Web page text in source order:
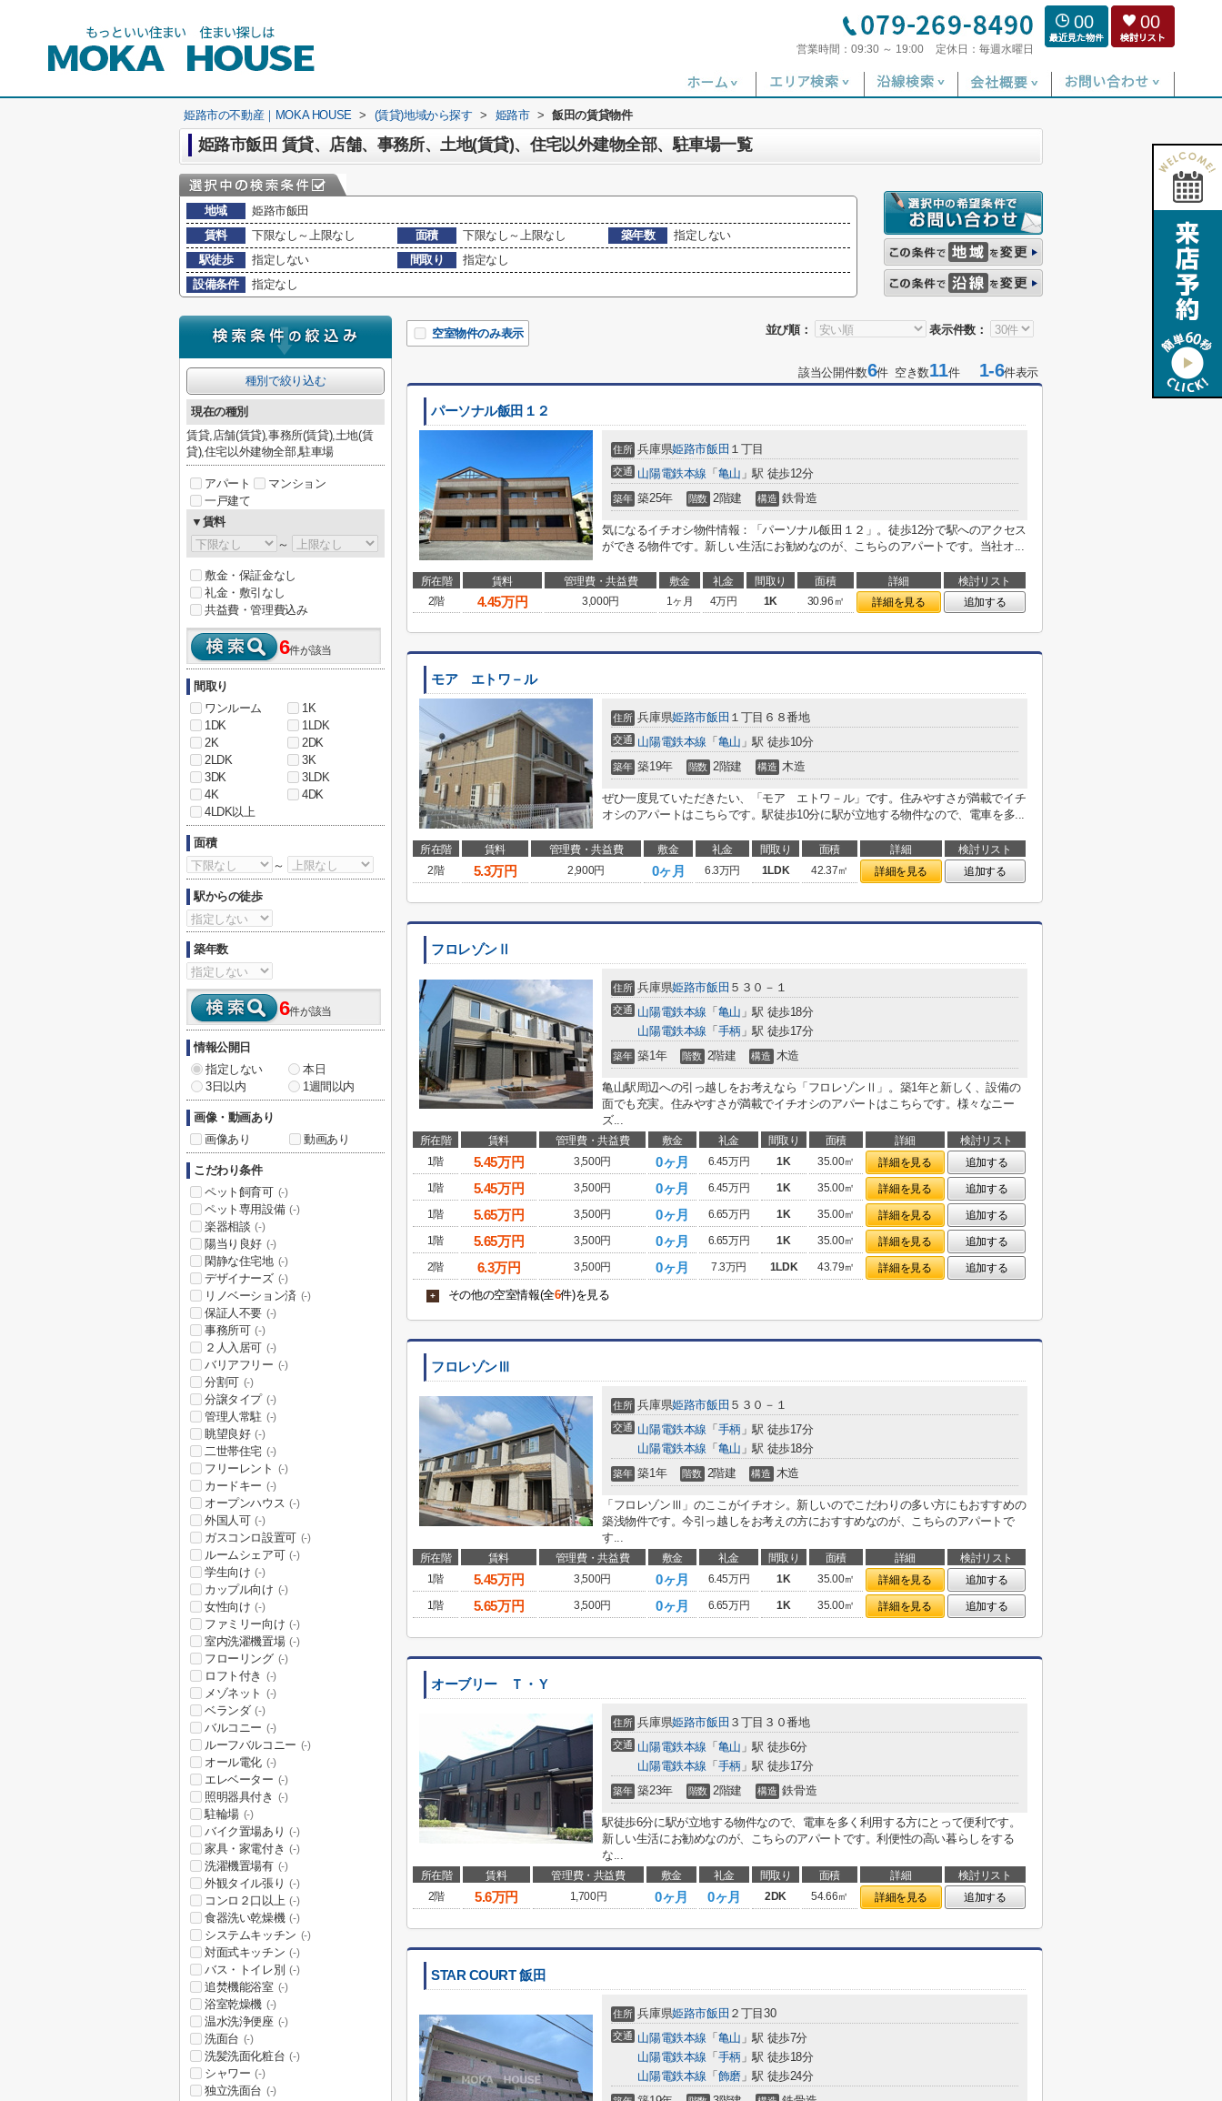
営業時間： 09:30 ～ 19:00 定休日： 毎週水曜日
00 00
姫路市の不動産｜MOKA HOUSE > (賃貸)地域から探す > 姫路市 > 飯田の賃貸物件
姫路市飯田 賃貸、店舗、事務所、土地(賃貸)、住宅以外建物全部、駐車場一覧
地域
姫路市飯田
賃料
下限なし～上限なし 面積 下限なし～上限なし 築年数
指定しない
駅徒歩
指定しない 間取り
指定なし
設備条件
指定なし
並び順： 表示件数：
空室物件のみ表示
該当公開件数6件 空き数11件1-6件表示
パーソナル飯田１２
住所 兵庫県姫路市飯田 １丁目
交通 山陽電鉄本線 「 亀山 」駅 徒歩12分
築年 築25年 階数 2階建 構造 鉄骨造
気になるイチオシ物件情報：「パーソナル飯田１２」。徒歩12分で駅へのアクセス
ができる物件です。新しい生活にお勧めなのが、こちらのアパートです。当社オ...
所在階 賃料 管理費・共益費 敷金 礼金 間取り 面積 詳細
検討リスト
2階
4.45万円 3,000円 1ヶ月 4万円 1K 30.96㎡ 詳細を見る 追加する
モア エトワ－ル
住所 兵庫県姫路市飯田 １丁目６８番地
交通 山陽電鉄本線 「 亀山 」駅 徒歩10分
築年 築19年 階数 2階建 構造 木造
ぜひ一度見ていただきたい、「モア エトワ－ル」です。住みやすさが満載でイチ
オシのアパートはこちらです。駅徒歩10分に駅が立地する物件なので、電車を多...
所在階 賃料 管理費・共益費 敷金 礼金 間取り 面積 詳細
検討リスト
2階
5.3万円 2,900円 0ヶ月 6.3万円 1LDK 42.37㎡ 詳細を見る 追加する
フロレゾンⅡ
住所 兵庫県姫路市飯田 ５３０－１
交通 山陽電鉄本線 「 亀山 」駅 徒歩18分
山陽電鉄本線 「 手柄 」駅 徒歩17分
築年 築1年 階数 2階建 構造 木造
亀山駅周辺への引っ越しをお考えなら「フロレゾンⅡ」。築1年と新しく、設備の
面でも充実。住みやすさが満載でイチオシのアパートはこちらです。様々なニー
ズ...
所在階 賃料 管理費・共益費 敷金 礼金 間取り 面積 詳細
検討リスト
1階
5.45万円 3,500円 0ヶ月 6.45万円 1K 35.00㎡ 詳細を見る
追加する
1階
5.45万円 3,500円 0ヶ月 6.45万円 1K 35.00㎡ 詳細を見る
追加する
1階
5.65万円 3,500円 0ヶ月 6.65万円 1K 35.00㎡ 詳細を見る
追加する
1階
5.65万円 3,500円 0ヶ月 6.65万円 1K 35.00㎡ 詳細を見る
追加する
2階
6.3万円 3,500円 0ヶ月 7.3万円 1LDK 43.79㎡ 詳細を見る 追加する
+ その他の空室情報(全6件)を見る
フロレゾンⅢ
住所 兵庫県姫路市飯田 ５３０－１
交通 山陽電鉄本線 「 手柄 」駅 徒歩17分
山陽電鉄本線 「 亀山 」駅 徒歩18分
築年 築1年 階数 2階建 構造 木造
「フロレゾンⅢ」のここがイチオシ。新しいのでこだわりの多い方にもおすすめの
築浅物件です。今引っ越しをお考えの方におすすめなのが、こちらのアパートで
す...
所在階 賃料 管理費・共益費 敷金 礼金 間取り 面積 詳細
検討リスト
1階
5.45万円 3,500円 0ヶ月 6.45万円 1K 35.00㎡ 詳細を見る
追加する
1階
5.65万円 3,500円 0ヶ月 6.65万円 1K 35.00㎡ 詳細を見る 追加する
オーブリー Ｔ・Ｙ
住所 兵庫県姫路市飯田 ３丁目３０番地
交通 山陽電鉄本線 「 亀山 」駅 徒歩6分
山陽電鉄本線 「 手柄 」駅 徒歩17分
築年 築23年 階数 2階建 構造 鉄骨造
駅徒歩6分に駅が立地する物件なので、電車を多く利用する方にとって便利です。
新しい生活にお勧めなのが、こちらのアパートです。利便性の高い暮らしをする
な...
所在階 賃料 管理費・共益費 敷金 礼金 間取り 面積 詳細
検討リスト
2階
5.6万円 1,700円 0ヶ月 0ヶ月 2DK 54.66㎡ 詳細を見る 追加する
STAR COURT 飯田
住所 兵庫県姫路市飯田 ２丁目30
交通 山陽電鉄本線 「 亀山 」駅 徒歩7分
山陽電鉄本線 「 手柄 」駅 徒歩18分
山陽電鉄本線 「 飾磨」駅 徒歩24分
種別で絞り込む
現在の種別
賃貸,店舗(賃貸),事務所(賃貸),土地(賃
貸),住宅以外建物全部,駐車場
アパート
マンション
一戸建て
▼賃料
～
敷金・保証金なし
礼金・敷引なし
共益費・管理費込み
6件が該当
間取り
ワンルーム
1K
1DK
1LDK
2K
2DK
2LDK
3K
3DK
3LDK
4K
4DK
4LDK以上
面積
～
駅からの徒歩
築年数
6件が該当
情報公開日
指定しない
本日
3日以内
1週間以内
画像・動画あり
画像あり
動画あり
こだわり条件
ペット飼育可 (-)
ペット専用設備 (-)
楽器相談 (-)
陽当り良好 (-)
閑静な住宅地 (-)
デザイナーズ (-)
リノベーション済 (-)
保証人不要 (-)
事務所可 (-)
２人入居可 (-)
バリアフリー (-)
分割可 (-)
分譲タイプ (-)
管理人常駐 (-)
眺望良好 (-)
二世帯住宅 (-)
フリーレント (-)
カードキー (-)
オープンハウス (-)
外国人可 (-)
ガスコンロ設置可 (-)
ルームシェア可 (-)
学生向け (-)
カップル向け (-)
女性向け (-)
ファミリー向け (-)
室内洗濯機置場 (-)
フローリング (-)
ロフト付き (-)
メゾネット (-)
ベランダ (-)
バルコニー (-)
ルーフバルコニー (-)
オール電化 (-)
エレベーター (-)
照明器具付き (-)
駐輪場 (-)
バイク置場あり (-)
家具・家電付き (-)
洗濯機置場有 (-)
外観タイル張り (-)
コンロ２口以上 (-)
食器洗い乾燥機 (-)
システムキッチン (-)
対面式キッチン (-)
バス・トイレ別 (-)
追焚機能浴室 (-)
浴室乾燥機 (-)
温水洗浄便座 (-)
洗面台 (-)
洗髪洗面化粧台 (-)
シャワー (-)
独立洗面台 (-)